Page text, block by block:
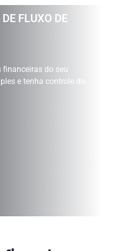
FLUXO DE
do seu
e tenha controle do